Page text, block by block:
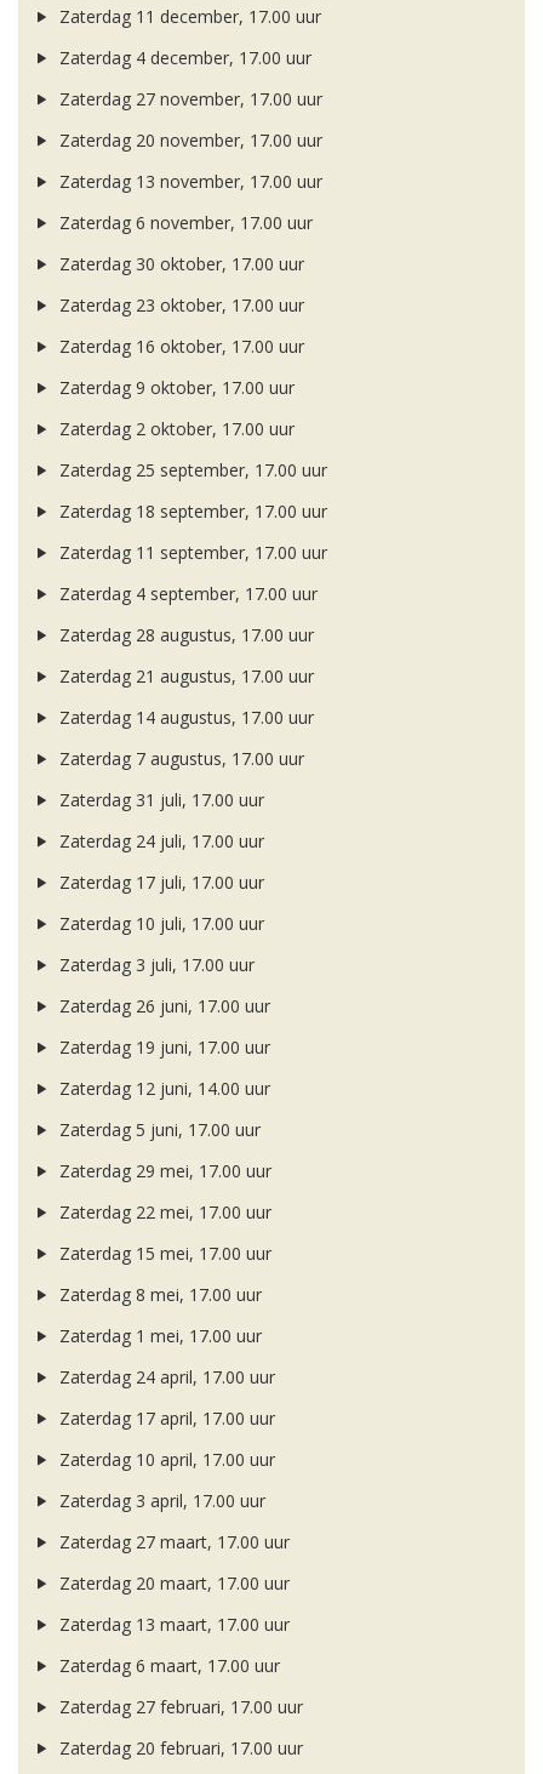
Zaterdag 11 december, 17.00 uur
Zaterdag 4 december, 17.00 uur
Zaterdag 27 november, 17.00 uur
Zaterdag 20 november, 17.00 uur
Zaterdag 13 november, 17.00 uur
Zaterdag 6 november, 17.00 uur
Zaterdag 30 oktober, 17.00 uur
Zaterdag 23 oktober, 17.00 uur
Zaterdag 16 oktober, 17.00 uur
Zaterdag 9 oktober, 17.00 uur
Zaterdag 2 oktober, 17.00 uur
Zaterdag 25 september, 17.00 uur
Zaterdag 18 september, 17.00 uur
Zaterdag 11 september, 17.00 uur
Zaterdag 4 september, 17.00 uur
Zaterdag 28 augustus, 17.00 uur
Zaterdag 21 augustus, 17.00 uur
Zaterdag 14 augustus, 17.00 uur
Zaterdag 7 augustus, 17.00 uur
Zaterdag 31 juli, 17.00 uur
Zaterdag 24 juli, 17.00 uur
Zaterdag 17 juli, 17.00 uur
Zaterdag 10 juli, 17.00 uur
Zaterdag 3 juli, 17.00 uur
Zaterdag 26 juni, 17.00 uur
Zaterdag 19 juni, 17.00 uur
Zaterdag 12 juni, 14.00 uur
Zaterdag 5 juni, 17.00 uur
Zaterdag 29 mei, 17.00 uur
Zaterdag 22 mei, 17.00 uur
Zaterdag 15 mei, 17.00 uur
Zaterdag 8 mei, 17.00 uur
Zaterdag 1 mei, 17.00 uur
Zaterdag 24 april, 17.00 uur
Zaterdag 17 april, 17.00 uur
Zaterdag 10 april, 17.00 uur
Zaterdag 3 april, 17.00 uur
Zaterdag 27 maart, 17.00 uur
Zaterdag 20 maart, 17.00 uur
Zaterdag 13 maart, 17.00 uur
Zaterdag 6 maart, 17.00 uur
Zaterdag 27 februari, 17.00 uur
Zaterdag 20 februari, 17.00 uur